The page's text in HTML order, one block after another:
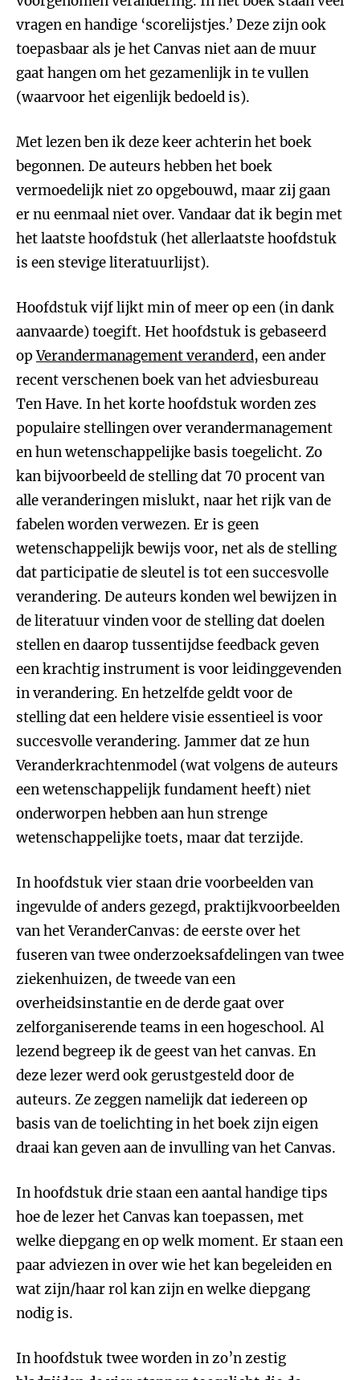
vragen en handige ‘scorelijstjes.’ Deze zijn ook
toepasbaar als je het Canvas niet aan de muur
gaat hangen om het gezamenlijk in te vullen
(waarvoor het eigenlijk bedoeld is).
Met lezen ben ik deze keer achterin het boek
begonnen. De auteurs hebben het boek
vermoedelijk niet zo opgebouwd, maar zij gaan
er nu eenmaal niet over. Vandaar dat ik begin met
het laatste hoofdstuk (het allerlaatste hoofdstuk
is een stevige literatuurlijst).
Hoofdstuk vijf lijkt min of meer op een (in dank
aanvaarde) toegift. Het hoofdstuk is gebaseerd
opVerandermanagement veranderd, een ander
recent verschenen boek van het adviesbureau
Ten Have. In het korte hoofdstuk worden zes
populaire stellingen over verandermanagement
en hun wetenschappelijke basis toegelicht. Zo
kan bijvoorbeeld de stelling dat 70 procent van
alle veranderingen mislukt, naar het rijk van de
fabelen worden verwezen. Er is geen
wetenschappelijk bewijs voor, net als de stelling
dat participatie de sleutel is tot een succesvolle
verandering. De auteurs konden wel bewijzen in
de literatuur vinden voor de stelling dat doelen
stellen en daarop tussentijdse feedback geven
een krachtig instrument is voor leidinggevenden
in verandering. En hetzelfde geldt voor de
stelling dat een heldere visie essentieel is voor
succesvolle verandering. Jammer dat ze hun
Veranderkrachtenmodel (wat volgens de auteurs
een wetenschappelijk fundament heeft) niet
onderworpen hebben aan hun strenge
wetenschappelijke toets, maar dat terzijde.
In hoofdstuk vier staan drie voorbeelden van
ingevulde of anders gezegd, praktijkvoorbeelden
van het VeranderCanvas: de eerste over het
fuseren van twee onderzoeksafdelingen van twee
ziekenhuizen, de tweede van een
overheidsinstantie en de derde gaat over
zelforganiserende teams in een hogeschool. Al
lezend begreep ik de geest van het canvas. En
deze lezer werd ook gerustgesteld door de
auteurs. Ze zeggen namelijk dat iedereen op
basis van de toelichting in het boek zijn eigen
draai kan geven aan de invulling van het Canvas.
In hoofdstuk drie staan een aantal handige tips
hoe de lezer het Canvas kan toepassen, met
welke diepgang en op welk moment. Er staan een
paar adviezen in over wie het kan begeleiden en
wat zijn/haar rol kan zijn en welke diepgang
nodig is.
In hoofdstuk twee worden in zo’n zestig